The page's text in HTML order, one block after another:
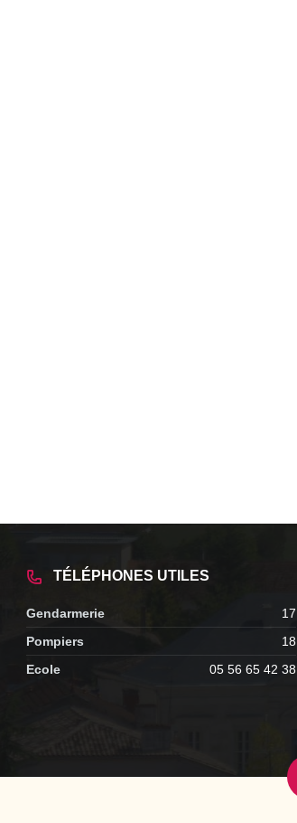
TÉLÉPHONES UTILES
Gendarmerie
17
Pompiers
18
Ecole
05 56 65 42 38